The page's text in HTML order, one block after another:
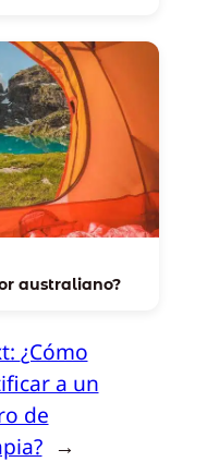
australiano?
¿Cómo
a un
de
→